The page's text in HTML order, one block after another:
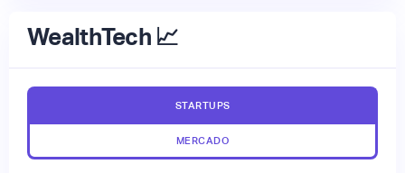
WealthTech 📈
STARTUPS
MERCADO